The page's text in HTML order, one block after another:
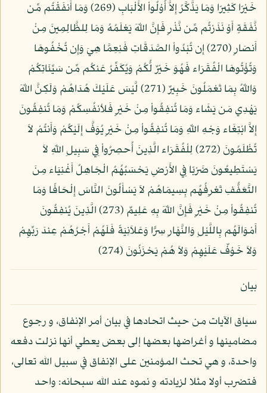
خَيْرًا كَثِيرًا وَمَا يَذَّكَّرُ إِلاَّ أُوْلُواْ الأَلْبَابِ (269) وَمَا أَنفَقْتُم مِّن
نَّفَقَةٍ أَوْ نَذَرْتُم مِّن نَّذْرٍ فَإِنَّ اللّهَ يَعْلَمُهُ وَمَا لِلظَّالِمِينَ مِنْ
أَنصَارٍ (270) إِن تُبْدُواْ الصَّدَقَاتِ فَنِعِمَّا هِيَ وَإِن تُخْفُوهَا
وَتُؤْتُوهَا الْفُقَرَاء فَهُوَ خَيْرٌ لُّكُمْ وَيُكَفِّرُ عَنكُم مِّن سَيِّئَاتِكُمْ
وَاللّهُ بِمَا تَعْمَلُونَ خَبِيرٌ (271) لَّيْسَ عَلَيْكَ هُدَاهُمْ وَلَكِنَّ اللّهَ
يَهْدِي مَن يَشَاء وَمَا تُنفِقُواْ مِنْ خَيْرٍ فَلأنفُسِكُمْ وَمَا تُنفِقُونَ
إِلاَّ ابْتِغَاء وَجْهِ اللّهِ وَمَا تُنفِقُواْ مِنْ خَيْرٍ يُوَفَّ إِلَيْكُمْ وَأَنتُمْ لاَ
تُظْلَمُونَ (272) لِلْفُقَرَاء الَّذِينَ أُحصِرُواْ فِي سَبِيلِ اللّهِ لاَ
يَسْتَطِيعُونَ ضَرْبًا فِي الأَرْضِ يَحْسَبُهُمُ الْجَاهِلُ أَغْنِيَاء مِنَ
التَّعَفُّفِ تَعْرِفُهُم بِسِيمَاهُمْ لاَ يَسْأَلُونَ النَّاسَ إِلْحَافًا وَمَا
تُنفِقُواْ مِنْ خَيْرٍ فَإِنَّ اللّهَ بِهِ عَلِيمٌ (273) الَّذِينَ يُنفِقُونَ
أَمْوَالَهُم بِاللَّيْلِ وَالنَّهَارِ سِرًّا وَعَلاَنِيَةً فَلَهُمْ أَجْرُهُمْ عِندَ رَبِّهِمْ
وَلاَ خَوْفٌ عَلَيْهِمْ وَلاَ هُمْ يَحْزَنُونَ (274)
بيان
سياق الآيات من حيث اتحادها في بيان أمر الإنفاق، و رجوع
مضامينها و أغراضها بعضها إلى بعض يعطي أنها نزلت دفعه
واحدة، و هي تحث المؤمنين على الإنفاق في سبيل الله تعالى،
فتضرب أولا مثلا لزيادته و نموه عند الله سبحانه: واحد